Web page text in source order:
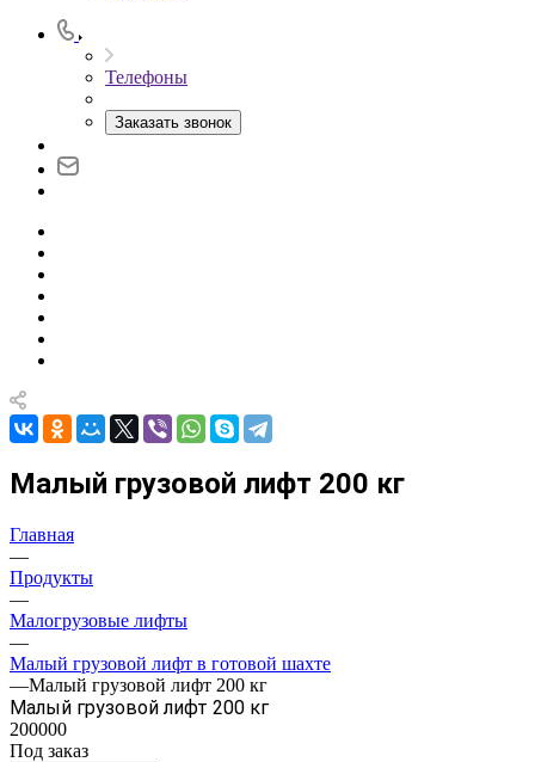
Телефоны
Заказать звонок
Малый грузовой лифт 200 кг
Главная
—
Продукты
—
Малогрузовые лифты
—
Малый грузовой лифт в готовой шахте
—Малый грузовой лифт 200 кг
Малый грузовой лифт 200 кг
200000
Под заказ